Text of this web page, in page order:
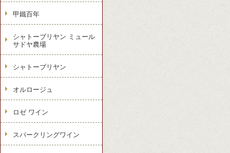
甲鐵百年
シャトーブリヤン ミュール
サドヤ農場
シャトーブリヤン
オルロージュ
ロゼ ワイン
スパークリングワイン